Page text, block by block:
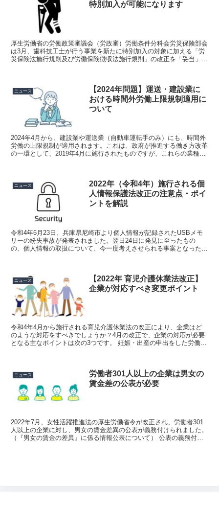
特別加入が可能になります
厚生労働省の労働政策審議会（労政審）労働条件分科会労災保険部会
は3月、歯科技工士が行う事業を新たに特別加入の対象に加える「労
災保険法施行規則及び労働保険徴収法施行規則」の改正を「妥当」と
ニュース
【2024年問題】運送・建設業に
おける時間外労働上限規制適用に
ついて
2024年4月から、建設業や運送業（自動車運転手のみ）にも、時間外
労働の上限規制が適用されます。これは、政府が推進する働き方改革
の一環として、2019年4月に施行されたものですが、これらの業種に
ニュース
2022年（令和4年）施行される個
人情報保護法改正の注意点・ポイ
ントを解説
令和4年6月23日、兵庫県尼崎市より個人情報が記録されたUSBメモ
リーの紛失事故が発表されました。翌日24日に発見に至ったもの
の、個人情報の取扱について、今一度考えさせられる事案となったの
ニュース
【2022年 育児介護休業法改正】
企業が対応すべき変更ポイント
令和4年4月から施行される育児介護休業法の改正により、企業はど
のような対応をすべきでしょうか？4月の改正で、企業の対応が必要
となる主なポイントは次の3つです。 妊娠・出産の申出をした労働者
ニュース
労働者301人以上の企業は男女の
賃金差の公表が必要
2022年7月、女性活躍推進法の厚生労働省令が改正され、労働者301
人以上の企業に対し、男女の賃金差異の公表が義務付けられました。
（『男女の賃金の差異』に係る情報公表について） 公表の義務付け